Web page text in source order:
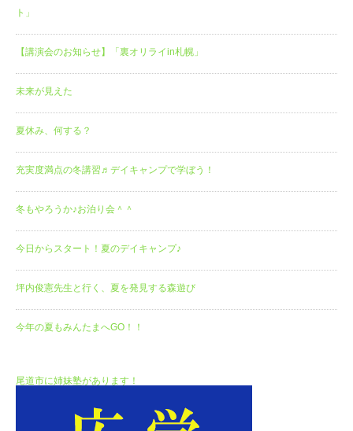
ト」
【講演会のお知らせ】「裏オリライin札幌」
未来が見えた
夏休み、何する？
充実度満点の冬講習♬デイキャンプで学ぼう！
冬もやろうか♪お泊り会＾＾
今日からスタート！夏のデイキャンプ♪
坪内俊憲先生と行く、夏を発見する森遊び
今年の夏もみんたまへGO！！
尾道市に姉妹塾があります！